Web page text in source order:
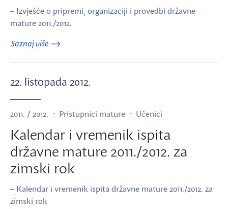
– Izvješće o pripremi, organizaciji i provedbi državne
mature 2011./2012.
Saznaj više
22. listopada 2012.
2011. / 2012. Pristupnici mature Učenici
Kalendar i vremenik ispita
državne mature 2011./2012. za
zimski rok
– Kalendar i vremenik ispita državne mature 2011./2012. za
zimski rok